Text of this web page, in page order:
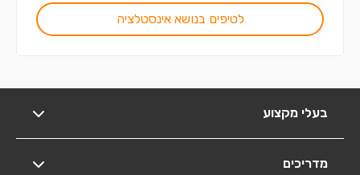
לטיפים בנושא אינסטלציה
בעלי מקצוע
מדריכים